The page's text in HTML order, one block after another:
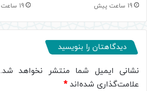
19 ساعت پیش 19 ساعت پیش
دیدگاهتان را بنویسید
نشانی ایمیل شما منتشر نخواهد شد.
علامت‌گذاری شده‌اند*